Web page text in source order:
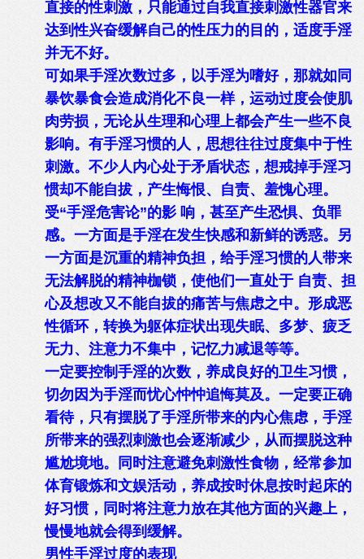
直接的性刺激，只能通过自我直接刺激性器官来
达到性兴奋缓解自己的性压力的目的，适度手淫
并无不好。
可如果手淫次数过多，以手淫为嗜好，那就如同
暴饮暴食会造成消化不良一样，运动过度会使肌
肉劳损，无论从生理和心理上都会产生一些不良
影响。有手淫习惯的人，思想往往过度集中于性
刺激。不少人内心处于矛盾状态，想戒掉手淫习
惯却不能自拔，产生悔恨、自责、羞愧心理。
受“手淫危害论”的影 响，甚至产生恐惧、负罪
感。一方面是手淫在发生快感和新鲜的诱惑。另
一方面是沉重的精神负担，给手淫习惯的人带来
无法解脱的精神枷锁，使他们一直处于 自责、担
心及想改又不能自拔的痛苦与焦虑之中。形成恶
性循环，转换为躯体症状出现失眠、多梦、疲乏
无力、注意力不集中，记忆力减退等等。
一定要控制手淫的次数，养成良好的卫生习惯，
切勿因为手淫而忧心忡忡追悔莫及。一定要正确
看待，只有摆脱了手淫所带来的内心焦虑，手淫
所带来的强烈刺激也会逐渐减少，从而摆脱这种
尴尬境地。同时注意避免刺激性食物，经常参加
体育锻炼和文娱活动，养成按时休息按时起床的
好习惯，同时将注意力放在其他方面的兴趣上，
慢慢地就会得到缓解。
男性手淫过度的表现